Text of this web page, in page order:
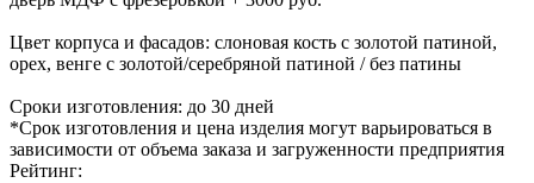
Цвет корпуса и фасадов: слоновая кость с золотой патиной,
орех, венге с золотой/серебряной патиной / без патины
Сроки изготовления: до 30 дней
*Срок изготовления и цена изделия могут варьироваться в
зависимости от объема заказа и загруженности предприятия
Рейтинг: